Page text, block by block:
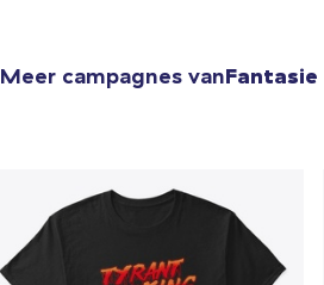
Meer campagnes vanFantasie